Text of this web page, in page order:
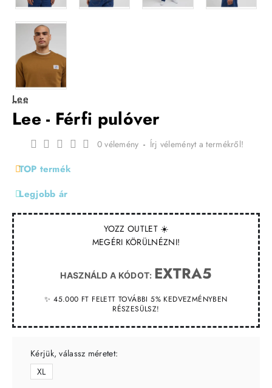
Lee
Lee - Férfi pulóver
YOZZ OUTLET ☀️
MEGÉRI KÖRÜLNÉZNI!
HASZNÁLD A KÓDOT: EXTRA5
✨ 45.000 FT FELETT TOVÁBBI 5% KEDVEZMÉNYBEN
RÉSZESÜLSZ!
TOP termék
Legjobb ár
0 vélemény - Írj véleményt a termékről!
Kérjük, válassz méretet:
XL